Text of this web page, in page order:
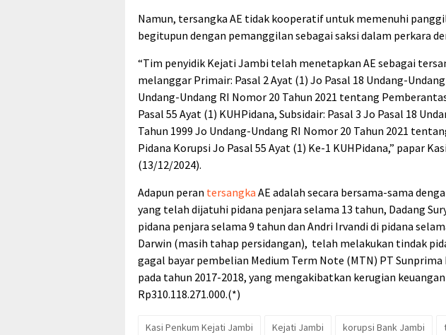
Namun, tersangka AE tidak kooperatif untuk memenuhi
begitupun dengan pemanggilan sebagai saksi dalam perkara
“Tim penyidik Kejati Jambi telah menetapkan AE sebagai
melanggar Primair: Pasal 2 Ayat (1) Jo Pasal 18 Undang-
Undang-Undang RI Nomor 20 Tahun 2021 tentang
Pasal 55 Ayat (1) KUHPidana, Subsidair: Pasal 3 Jo Pasal 18
Tahun 1999 Jo Undang-Undang RI Nomor 20 Tahun 2021
Pidana Korupsi Jo Pasal 55 Ayat (1) Ke-1 KUHPidana,” papar
(13/12/2024).
Adapun peran tersangka AE adalah secara bersama-sama
yang telah dijatuhi pidana penjara selama 13 tahun, Dadang
pidana penjara selama 9 tahun dan Andri Irvandi di pidana
Darwin (masih tahap persidangan), telah melakukan tindak
gagal bayar pembelian Medium Term Note (MTN) PT Sunprima
pada tahun 2017-2018, yang mengakibatkan kerugian
Rp310.118.271.000.(*)
Kasi Penkum Kejati Jambi Kejati Jambi korupsi Bank Jambi